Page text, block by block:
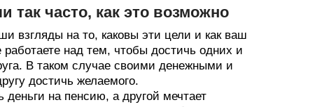
часто, как это возможно
взгляды на то, каковы эти цели и как ваш
над тем, чтобы достичь одних и
В таком случае своими денежными и
достичь желаемого.
на пенсию, а другой мечтает